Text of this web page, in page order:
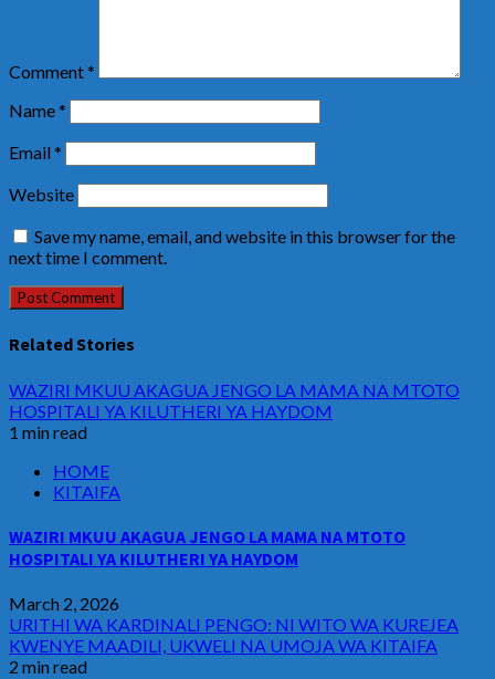
Comment*
Name*
Email*
Website
Save my name, email, and website in this browser for the
next time I comment.
Related Stories
WAZIRI MKUU AKAGUA JENGO LA MAMA NA MTOTO
HOSPITALI YA KILUTHERI YA HAYDOM
1 min read
HOME
KITAIFA
WAZIRI MKUU AKAGUA JENGO LA MAMA NA MTOTO
HOSPITALI YA KILUTHERI YA HAYDOM
March 2, 2026
URITHI WA KARDINALI PENGO: NI WITO WA KUREJEA
KWENYE MAADILI, UKWELI NA UMOJA WA KITAIFA
2 min read